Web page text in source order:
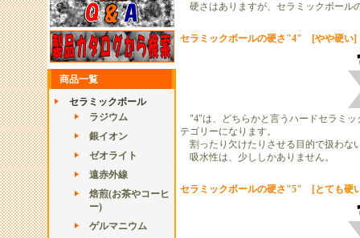
商品一覧
セラミックボール
ラジウム
銀イオン
ゼオライト
遠赤外線
焙煎(お茶やコーヒ
ー)
ゲルマニウム
硬さはありますが、セラミックボール
セラミックボールの硬さ"4" [やや硬い]
"4"は、どちらかと言うハードセラミ
テゴリーになります。
割ったり欠けたりさせる目的で扱わな
吸水性は、少ししかありません。
セラミックボールの硬さ"5" [とても硬